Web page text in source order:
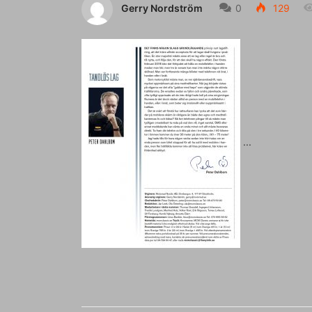
Gerry Nordström 0 129